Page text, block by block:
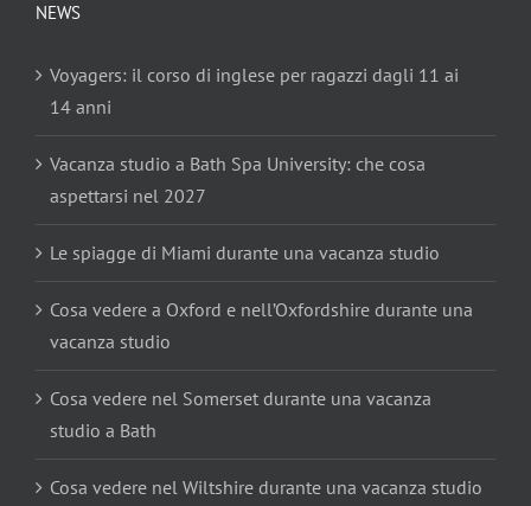
NEWS
Voyagers: il corso di inglese per ragazzi dagli 11 ai
14 anni
Vacanza studio a Bath Spa University: che cosa
aspettarsi nel 2027
Le spiagge di Miami durante una vacanza studio
Cosa vedere a Oxford e nell’Oxfordshire durante una
vacanza studio
Cosa vedere nel Somerset durante una vacanza
studio a Bath
Cosa vedere nel Wiltshire durante una vacanza studio